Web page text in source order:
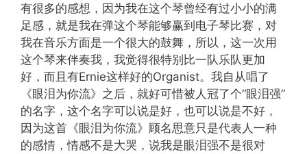
有很多的感想，因为我在这个琴曾经有过小小的满
足感，就是我在弹这个琴能够赢到电子琴比赛，对
我在音乐方面是一个很大的鼓舞，所以，这一次用
这个琴来伴奏我，我觉得很特别比一队乐队更加
好，而且有Ernie这样好的Organist。我自从唱了
《眼泪为你流》之后，就好可惜被人冠了个“眼泪强”
的名字，这个名字可以说是好，也可以说是不好，
因为这首《眼泪为你流》顾名思意只是代表人一种
的感情，情感不是大哭，说我是眼泪强不是很对